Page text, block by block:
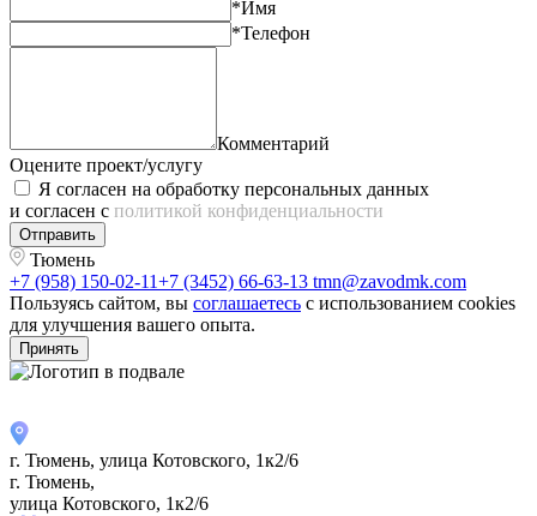
*Имя
*Телефон
Комментарий
Оцените проект/услугу
Я согласен на обработку персональных данных
и согласен с политикой конфиденциальности
Отправить
Тюмень
+7 (958) 150-02-11+7 (3452) 66-63-13 tmn@zavodmk.com
Пользуясь сайтом, вы соглашаетесь с использованием cookies
для улучшения вашего опыта.
Принять
г. Тюмень, улица Котовского, 1к2/6
г. Тюмень,
улица Котовского, 1к2/6